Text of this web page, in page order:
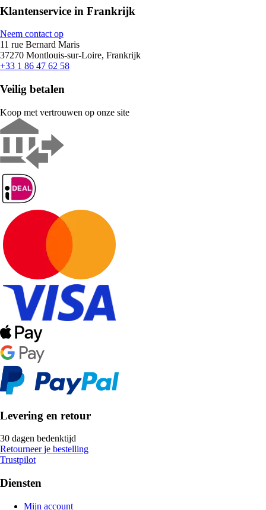
Klantenservice in Frankrijk
Neem contact op
11 rue Bernard Maris
37270 Montlouis-sur-Loire, Frankrijk
+33 1 86 47 62 58
Veilig betalen
Koop met vertrouwen op onze site
Levering en retour
30 dagen bedenktijd
Retourneer je bestelling
Trustpilot
Diensten
Mijn account